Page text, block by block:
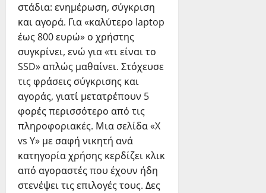
στάδια: ενημέρωση, σύγκριση
και αγορά. Για «καλύτερο laptop
έως 800 ευρώ» ο χρήστης
συγκρίνει, ενώ για «τι είναι το
SSD» απλώς μαθαίνει. Στόχευσε
τις φράσεις σύγκρισης και
αγοράς, γιατί μετατρέπουν 5
φορές περισσότερο από τις
πληροφοριακές. Μια σελίδα «X
vs Y» με σαφή νικητή ανά
κατηγορία χρήσης κερδίζει κλικ
από αγοραστές που έχουν ήδη
στενέψει τις επιλογές τους. Δες